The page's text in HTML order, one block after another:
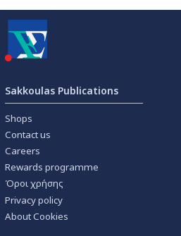
Sakkoulas Publications
Shops
Contact us
Careers
Rewards programme
Όροι χρήσης
Privacy policy
About Cookies